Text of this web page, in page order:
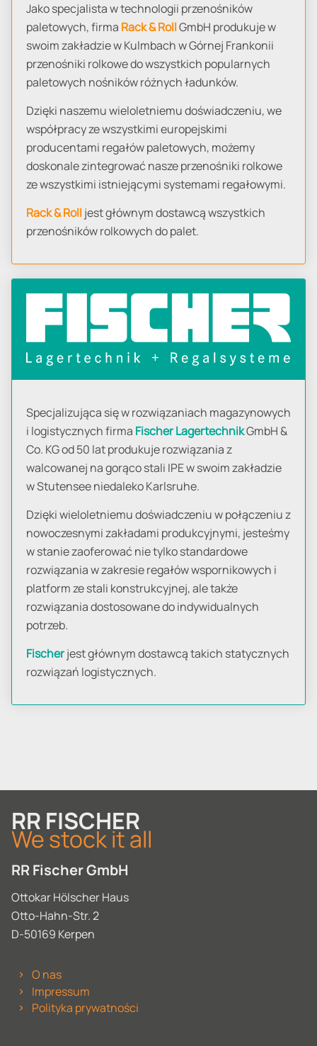
Jako specjalista w technologii przenośników
paletowych, firma Rack & RollGmbH produkuje w
swoim zakładzie w Kulmbach w Górnej Frankonii
przenośniki rolkowe do wszystkich popularnych
paletowych nośników różnych ładunków.
Dzięki naszemu wieloletniemu doświadczeniu, we
współpracy ze wszystkimi europejskimi
producentami regałów paletowych, możemy
doskonale zintegrować nasze przenośniki rolkowe
ze wszystkimi istniejącymi systemami regałowymi.
Rack & Rolljest głównym dostawcą wszystkich
przenośników rolkowych do palet.
Specjalizująca się w rozwiązaniach magazynowych
i logistycznych firma Fischer LagertechnikGmbH &
Co. KG od 50 lat produkuje rozwiązania z
walcowanej na gorąco stali IPE w swoim zakładzie
w Stutensee niedaleko Karlsruhe.
Dzięki wieloletniemu doświadczeniu w połączeniu z
nowoczesnymi zakładami produkcyjnymi, jesteśmy
w stanie zaoferować nie tylko standardowe
rozwiązania w zakresie regałów wspornikowych i
platform ze stali konstrukcyjnej, ale także
rozwiązania dostosowane do indywidualnych
potrzeb.
Fischerjest głównym dostawcą takich statycznych
rozwiązań logistycznych.
RR FISCHER
We stock it all
RR Fischer GmbH
Ottokar Hölscher Haus
Otto-Hahn-Str. 2
D-50169 Kerpen
O nas
Impressum
Polityka prywatności